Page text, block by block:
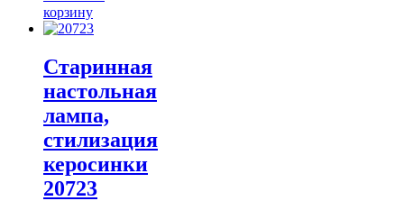
корзину
Старинная
настольная
лампа,
стилизация
керосинки
20723